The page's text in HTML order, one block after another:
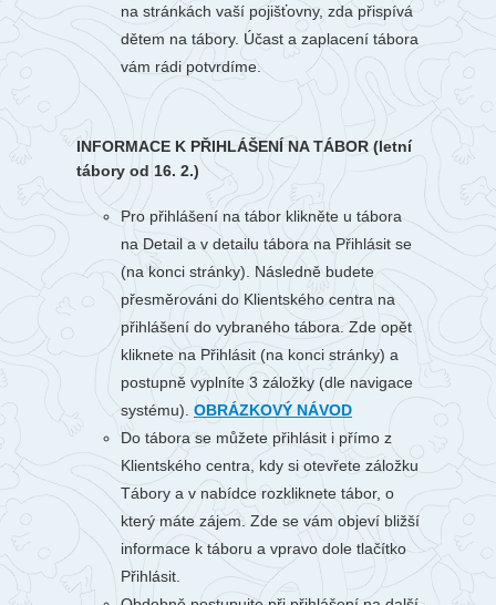
na stránkách vaší pojišťovny, zda přispívá
dětem na tábory. Účast a zaplacení tábora
vám rádi potvrdíme.
INFORMACE K PŘIHLÁŠENÍ NA TÁBOR (letní
tábory od 16. 2.)
Pro přihlášení na tábor klikněte u tábora
na Detail a v detailu tábora na Přihlásit se
(na konci stránky). Následně budete
přesměrováni do Klientského centra na
přihlášení do vybraného tábora. Zde opět
kliknete na Přihlásit (na konci stránky) a
postupně vyplníte 3 záložky (dle navigace
systému). OBRÁZKOVÝ NÁVOD
Do tábora se můžete přihlásit i přímo z
Klientského centra, kdy si otevřete záložku
Tábory a v nabídce rozkliknete tábor, o
který máte zájem. Zde se vám objeví bližší
informace k táboru a vpravo dole tlačítko
Přihlásit.